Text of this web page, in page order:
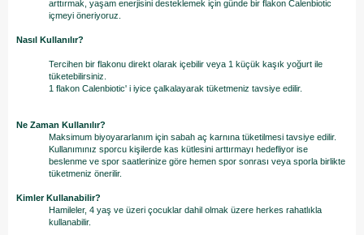
arttırmak, yaşam enerjisini desteklemek için günde bir flakon Calenbiotic
içmeyi öneriyoruz.
Nasıl Kullanılır?
Tercihen bir flakonu direkt olarak içebilir veya 1 küçük kaşık yoğurt ile
tüketebilirsiniz.
1 flakon Calenbiotic' i iyice çalkalayarak tüketmeniz tavsiye edilir.
Ne Zaman Kullanılır?
Maksimum biyoyararlanım için sabah aç karnına tüketilmesi tavsiye edilir.
Kullanımınız sporcu kişilerde kas kütlesini arttırmayı hedefliyor ise
beslenme ve spor saatlerinize göre hemen spor sonrası veya sporla birlikte
tüketmeniz önerilir.
Kimler Kullanabilir?
Hamileler, 4 yaş ve üzeri çocuklar dahil olmak üzere herkes rahatlıkla
kullanabilir.